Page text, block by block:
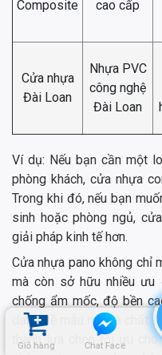
Giỏ hàng Chat Face
Composite
cao cấp
Cửa nhựa
Đài Loan
Nhựa PVC
công nghệ
Đài Loan
Ví dụ: Nếu bạn cần một
phòng khách, cửa nhựa
Trong khi đó, nếu bạn
sinh hoặc phòng ngủ,
giải pháp kinh tế hơn.
Cửa nhựa pano không chỉ
mà còn sở hữu nhiều
chống ẩm mốc, độ bền
dạng về mẫu mã và chất
thành lựa chọn tối ưu